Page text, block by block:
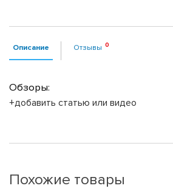
Описание Отзывы
Обзоры:
+добавить статью или видео
Похожие товары